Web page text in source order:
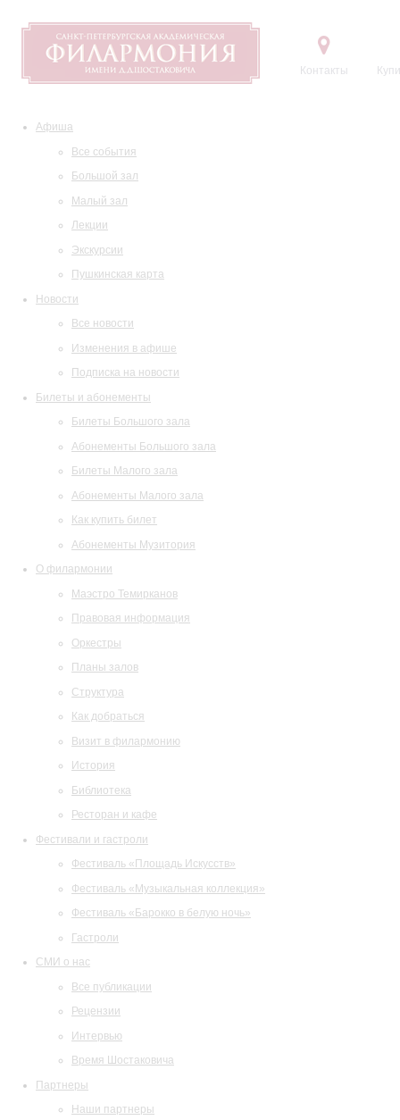
Контакты
Афиша
Все события
Большой зал
Малый зал
Лекции
Экскурсии
Пушкинская карта
Новости
Все новости
Изменения в афише
Подписка на новости
Билеты и абонементы
Билеты Большого зала
Абонементы Большого зала
Билеты Малого зала
Абонементы Малого зала
Как купить билет
Абонементы Музитория
О филармонии
Маэстро Темирканов
Правовая информация
Оркестры
Планы залов
Структура
Как добраться
Визит в филармонию
История
Библиотека
Ресторан и кафе
Фестивали и гастроли
Фестиваль «Площадь Искусств»
Фестиваль «Музыкальная коллекция»
Фестиваль «Барокко в белую ночь»
Гастроли
СМИ о нас
Все публикации
Рецензии
Интервью
Время Шостаковича
Партнеры
Наши партнеры